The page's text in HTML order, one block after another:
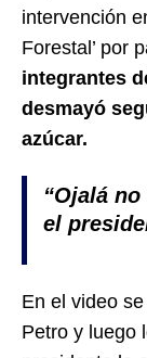
intervención
Forestal’ por
integrantes
desmayó
azúcar.
“Ojalá
el
En el video
Petro y luego